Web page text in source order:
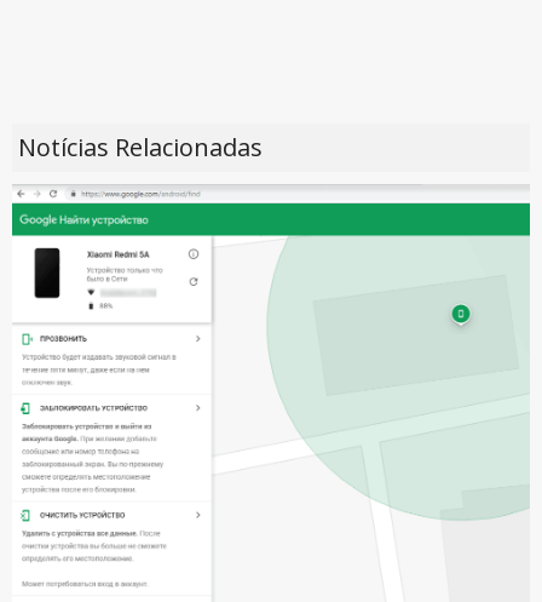
Notícias Relacionadas